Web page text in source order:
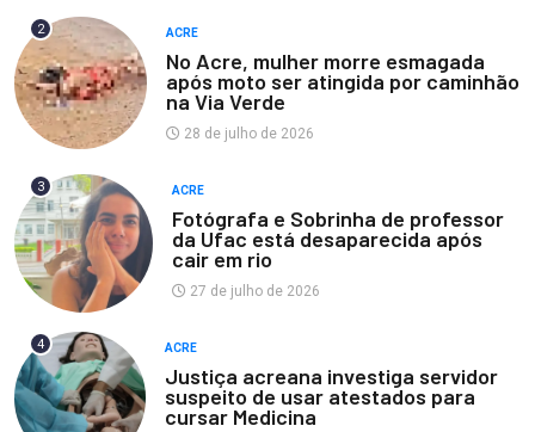
2 ACRE
No Acre, mulher morre esmagada
após moto ser atingida por caminhão
na Via Verde
28 de julho de 2026
3 ACRE
Fotógrafa e Sobrinha de professor
da Ufac está desaparecida após
cair em rio
27 de julho de 2026
4 ACRE
Justiça acreana investiga servidor
suspeito de usar atestados para
cursar Medicina